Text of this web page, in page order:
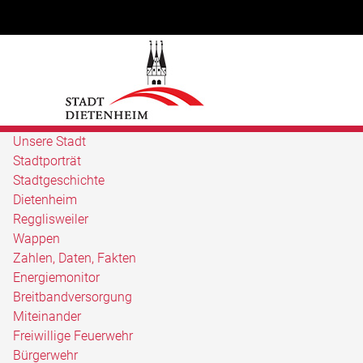
Unsere Stadt
Stadtporträt
Stadtgeschichte
Dietenheim
Regglisweiler
Wappen
Zahlen, Daten, Fakten
Energiemonitor
Breitbandversorgung
Miteinander
Freiwillige Feuerwehr
Bürgerwehr